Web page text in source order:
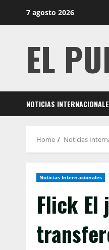
7 agosto 2026
EL
NOTICIAS
Home Noticias
Noticias Internacionales
Flick El